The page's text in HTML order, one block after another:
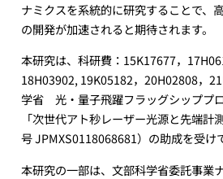
ナミクスを系統的に研究することで、
の開発が加速されると期待されます。
本研究は、科研費：15K17677，
18H03902, 19K05182，20H02808，
学省 光・量子飛躍フラッグシッププロ
「次世代アト秒レーザー光源と先端計
号 JPMXS0118068681）の助成を受け
本研究の一部は、文部科学省委託事業